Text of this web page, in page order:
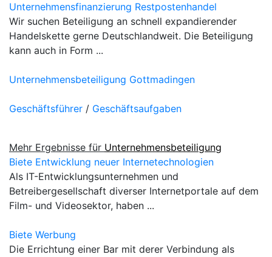
Unternehmensfinanzierung Restpostenhandel
Wir suchen Beteiligung an schnell expandierender
Handelskette gerne Deutschlandweit. Die Beteiligung
kann auch in Form ...
Unternehmensbeteiligung Gottmadingen
Geschäftsführer / Geschäftsaufgaben
Mehr Ergebnisse für Unternehmensbeteiligung
Biete Entwicklung neuer Internetechnologien
Als IT-Entwicklungsunternehmen und
Betreibergesellschaft diverser Internetportale auf dem
Film- und Videosektor, haben ...
Biete Werbung
Die Errichtung einer Bar mit derer Verbindung als